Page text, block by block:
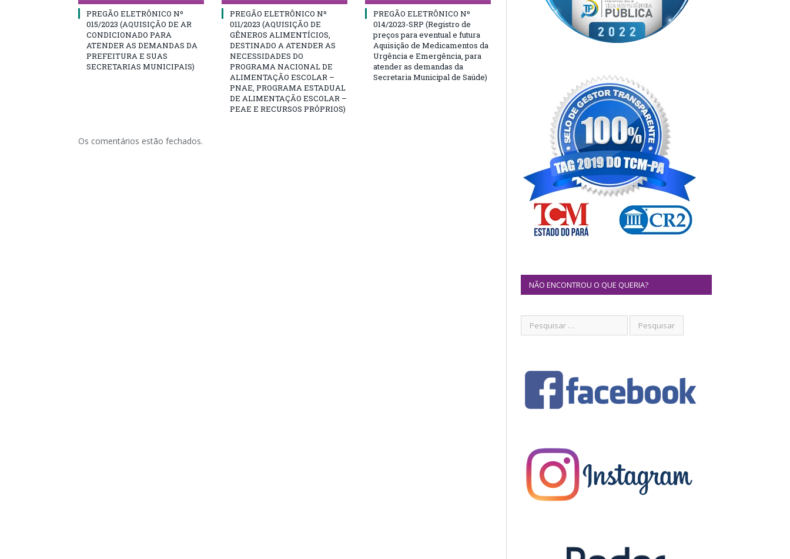
PREGÃO ELETRÔNICO Nº
015/2023 (AQUISIÇÃO DE AR
CONDICIONADO PARA
ATENDER AS DEMANDAS DA
PREFEITURA E SUAS
SECRETARIAS MUNICIPAIS)
PREGÃO ELETRÔNICO Nº
011/2023 (AQUISIÇÃO DE
GÊNEROS ALIMENTÍCIOS,
DESTINADO A ATENDER AS
NECESSIDADES DO
PROGRAMA NACIONAL DE
ALIMENTAÇÃO ESCOLAR –
PNAE, PROGRAMA ESTADUAL
DE ALIMENTAÇÃO ESCOLAR –
PEAE E RECURSOS PRÓPRIOS)
PREGÃO ELETRÔNICO Nº
014/2023-SRP (Registro de
preços para eventual e futura
Aquisição de Medicamentos da
Urgência e Emergência, para
atender as demandas da
Secretaria Municipal de Saúde)
Os comentários estão fechados.
NÃO ENCONTROU O QUE QUERIA?